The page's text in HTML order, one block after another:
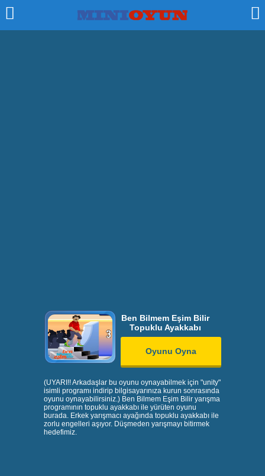
Ben Bilmem Eşim Bilir
Topuklu Ayakkabı
Oyunu Oyna
(UYARI!! Arkadaşlar bu oyunu oynayabilmek için "unity"
isimli programı indirip bilgisayarınıza kurun sonrasında
oyunu oynayabilirsiniz.) Ben Bilmem Eşim Bilir yarışma
programının topuklu ayakkabı ile yürüten oyunu
burada. Erkek yarışmacı ayağında topuklu ayakkabı ile
zorlu engelleri aşıyor. Düşmeden yarışmayı bitirmek
hedefimiz.